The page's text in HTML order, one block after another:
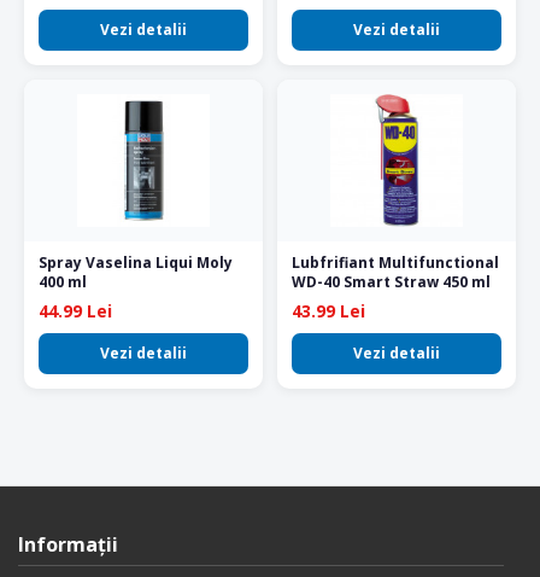
Vezi detalii Vezi detalii
Spray Vaselina Liqui Moly
400 ml
44.99 Lei
Vezi detalii
Lubfrifiant Multifunctional
WD-40 Smart Straw 450 ml
43.99 Lei
Vezi detalii
Informaţii